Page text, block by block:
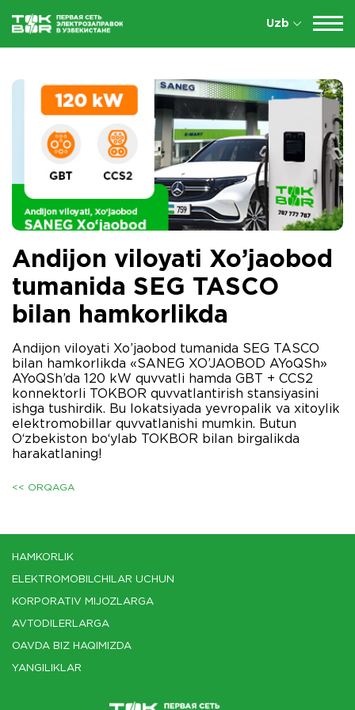
Uzb
Andijon viloyati Xo’jaobod
tumanida SEG TASCO
bilan hamkorlikda
Andijon viloyati Xo’jaobod tumanida SEG TASCO
bilan hamkorlikda «SANEG XO’JAOBOD AYoQSh»
AYoQSh’da 120 kW quvvatli hamda GBT + CCS2
konnektorli TOKBOR quvvatlantirish stansiyasini
ishga tushirdik. Bu lokatsiyada yevropalik va xitoylik
elektromobillar quvvatlanishi mumkin. Butun
O‘zbekiston bo‘ylab TOKBOR bilan birgalikda
harakatlaning!
<< ORQAGA
HAMKORLIK
ELEKTROMOBILCHILAR UCHUN
KORPORATIV MIJOZLARGA
AVTODILERLARGA
OAVDA BIZ HAQIMIZDA
YANGILIKLAR